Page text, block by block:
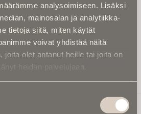
analysoimiseen. Lisäksi
mainosalan ja analytiikka-
tietoja siitä, miten käytät
voivat yhdistää näitä
joita olet antanut heille tai joita on
heidän palvelujaan.
johon haluat uutiskirjeen